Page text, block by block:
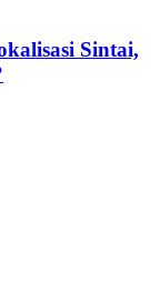
Sintai,